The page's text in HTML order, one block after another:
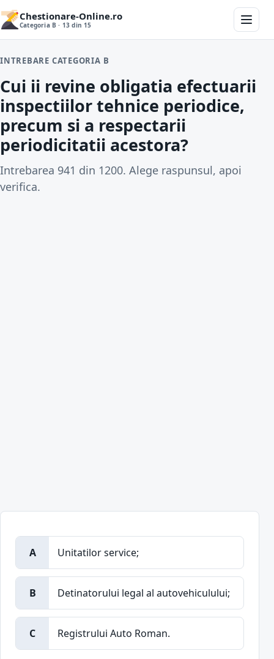
Chestionare-Online.ro
Categoria B · 13 din 15
INTREBARE CATEGORIA B
Cui ii revine obligatia efectuarii
inspectiilor tehnice periodice,
precum si a respectarii
periodicitatii acestora?
Intrebarea 941 din 1200. Alege raspunsul, apoi
verifica.
A Unitatilor service;
B Detinatorului legal al autovehiculului;
C Registrului Auto Roman.